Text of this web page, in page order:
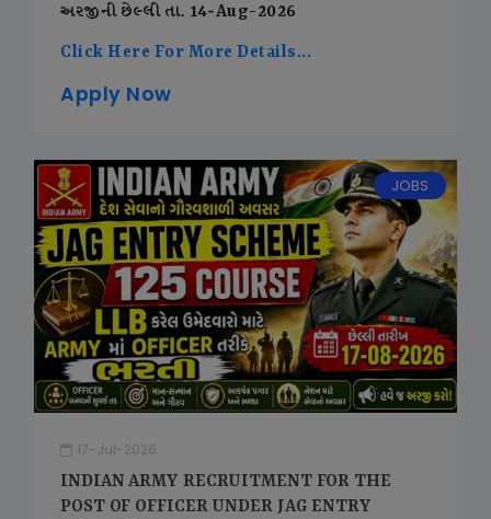
અરજીની છેલ્લી તા. 14-Aug-2026
Click Here For More Details...
Apply Now
JOBS
17-Jul-2026
INDIAN ARMY RECRUITMENT FOR THE
POST OF OFFICER UNDER JAG ENTRY